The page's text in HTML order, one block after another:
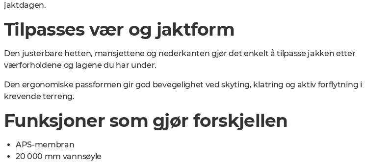
jaktdagen.
Tilpasses vær og jaktform
Den justerbare hetten, mansjettene og nederkanten gjør det enkelt å tilpasse jakken etter
værforholdene og lagene du har under.
Den ergonomiske passformen gir god bevegelighet ved skyting, klatring og aktiv forflytning i
krevende terreng.
Funksjoner som gjør forskjellen
APS-membran
20 000 mm vannsøyle